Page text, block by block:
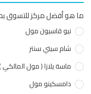
أفضل مركز للتسوق
نيو قاسيون مول
شام سيتي سنتر
ماسة يلازا ( مول المالكي )
دامسكينو مول